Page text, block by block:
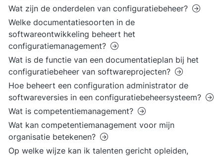
Wat zijn de onderdelen van configuratiebeheer?
Welke documentatiesoorten in de
softwareontwikkeling beheert het
configuratiemanagement?
Wat is de functie van een documentatieplan bij het
configuratiebeheer van softwareprojecten?
Hoe beheert een configuration administrator de
softwareversies in een configuratiebeheersysteem?
Wat is competentiemanagement?
Wat kan competentiemanagement voor mijn
organisatie betekenen?
Op welke wijze kan ik talenten gericht opleiden,